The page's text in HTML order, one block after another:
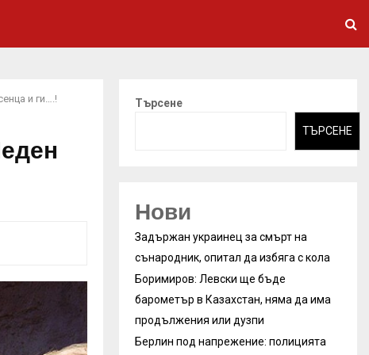
и ги….! Търсене
ТЪРСЕНЕ
Нови
Задържан украинец за смърт на
сънародник, опитал да избяга с кола
Боримиров: Левски ще бъде
барометър в Казахстан, няма да има
продължения или дузпи
Берлин под напрежение: полицията